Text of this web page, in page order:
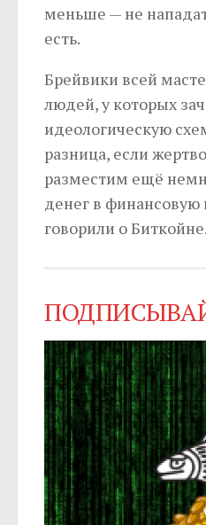
меньше — не
есть.
Брейвики всей
людей, у которых
идеологическую
разница, если
разместим ещё
денег в
говорили о Биткойне.